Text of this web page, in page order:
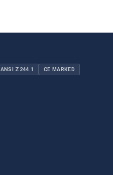
ANSI Z244.1 CE MARKED